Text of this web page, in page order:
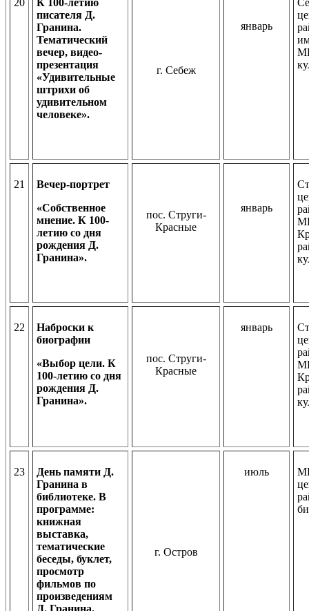
писателя Д.
Гранина.
Тематический
вечер, видео-
презентация
«Удивительные
штрихи об
удивительном
человеке».
г. Себеж
январь
21
Вечер-портрет
«Собственное
мнение. К 100-
летию со дня
рождения Д.
Гранина».
пос. Струги-
Красные
январь
22
Наброски к
биографии
«Выбор цели. К
100-летию со дня
рождения Д.
Гранина».
пос. Струги-
Красные
январь
23
День памяти Д.
Гранина в
библиотеке. В
программе:
книжная
выставка,
тематические
беседы, буклет,
просмотр
фильмов по
произведениям
Д. Гранина.
г. Остров
июль